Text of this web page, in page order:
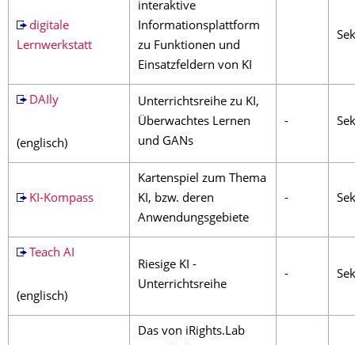
digitale
Lernwerkstatt
interaktive
Informationsplattform
zu Funktionen und
Einsatzfeldern von KI
DAIly
(englisch)
Unterrichtsreihe zu KI,
Überwachtes Lernen
und GANs
-
KI-Kompass
Kartenspiel zum Thema
KI, bzw. deren
Anwendungsgebiete
-
Teach AI
(englisch)
Riesige KI -
Unterrichtsreihe
-
Das von iRights.Lab